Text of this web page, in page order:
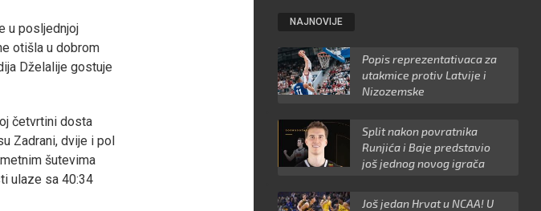
u posljednjoj
otišla u dobrom
Dželalije gostuje
četvrtini dosta
Zadrani, dvije i pol
šutevima
ulaze sa 40:34
NAJNOVIJE
Popis reprezentativaca za
utakmice protiv Latvije i
Nizozemske
Split nakon povratnika
Runjića i Baje predstavio
još jednog novog igrača
Još jedan Hrvat u NCAA! U